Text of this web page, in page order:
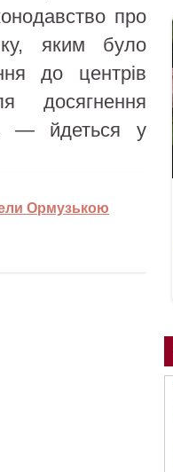
про
яким було
до центрів
досягнення
— йдеться у
Ормузькою